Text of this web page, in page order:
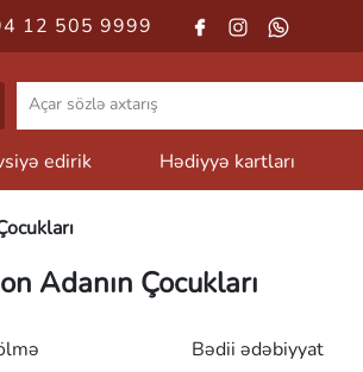
12 505 9999
edirik Hədiyyə kartları
Adanın Çocukları
Bədii ədəbiyyat